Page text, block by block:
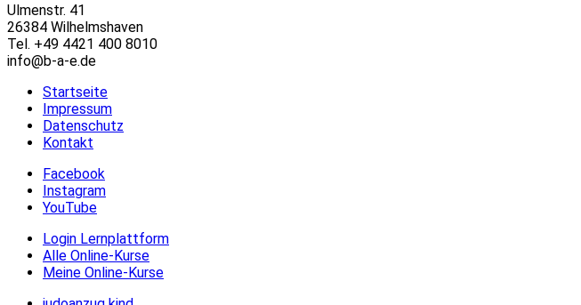
Ulmenstr. 41
26384 Wilhelmshaven
Tel. +49 4421 400 8010
info@b-a-e.de
Startseite
Impressum
Datenschutz
Kontakt
Facebook
Instagram
YouTube
Login Lernplattform
Alle Online-Kurse
Meine Online-Kurse